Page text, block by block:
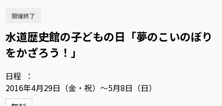
開催終了
水道歴史館の子どもの日「夢のこいのぼり
をかざろう！」
日程
2016年4月29日（金・祝）～5月8日（日）